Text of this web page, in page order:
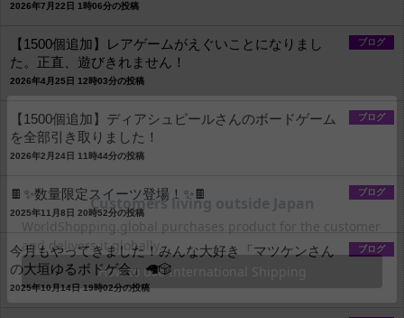
2026年7月22日 1時06分の投稿
ブログ
【1500個追加】レアゲームがえぐいことになりまし
た。正直、遊びきれません！
2026年4月25日 12時03分の投稿
ブログ
【1500個追加】ディアシュピールさんのボードゲーム
を全部引き取りました！
2026年2月24日 11時44分の投稿
ブログ
🍫✨数量限定スイーツ登場！✨🍫
2025年11月8日 20時52分の投稿
ブログ
今月もやってきました！みんな大好き「マツケンさん
の大垣ゆるボドゲ会」🦙🎲
2025年10月14日 19時02分の投稿